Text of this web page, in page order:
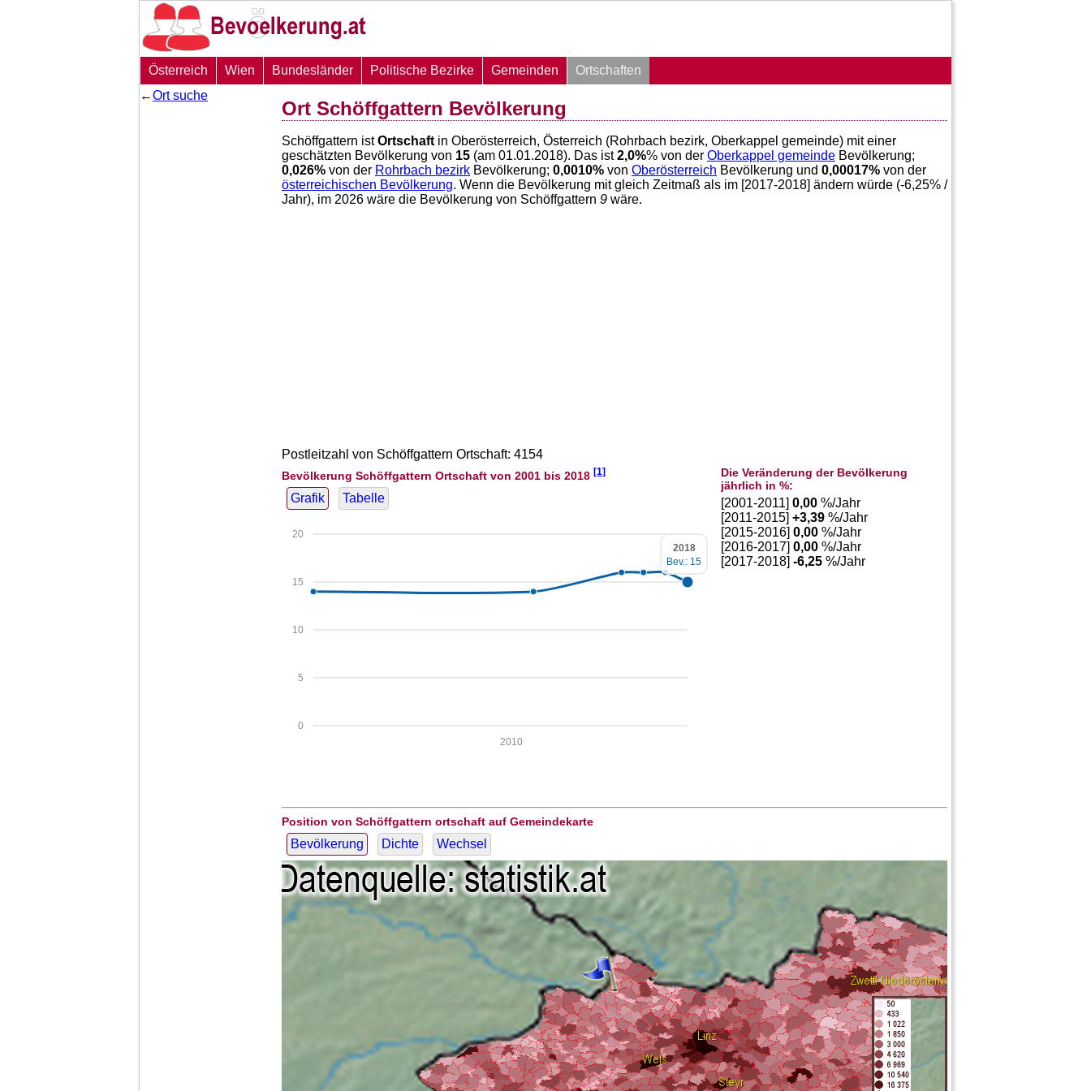
Österreich Wien Bundesländer Politische Bezirke Gemeinden
Ortschaften
←Ort suche
Ort Schöffgattern Bevölkerung
Schöffgattern istOrtschaft in Oberösterreich, Österreich (Rohrbach bezirk, Oberkappel gemeinde) mit einer
geschätzten Bevölkerung von 15 (am 01.01.2018). Das ist2,0%% von der Oberkappel gemeinde Bevölkerung;
0,026% von der Rohrbach bezirk Bevölkerung; 0,0010% von Oberösterreich Bevölkerung und 0,00017% von der
österreichischen Bevölkerung. Wenn die Bevölkerung mit gleich Zeitmaß als im [2017-2018] ändern würde (-6,25% /
Jahr), im 2026 wäre die Bevölkerung von Schöffgattern 9 wäre.
Postleitzahl von Schöffgattern Ortschaft: 4154
Bevölkerung Schöffgattern Ortschaft von 2001 bis 2018 [1]
Grafik Tabelle
0
5
10
15
20
2010
2018
Bev.: 15
Die Veränderung der Bevölkerung
jährlich in %:
[2001-2011]0,00 %/Jahr
[2011-2015]+3,39 %/Jahr
[2015-2016]0,00 %/Jahr
[2016-2017]0,00 %/Jahr
[2017-2018]-6,25 %/Jahr
Position von Schöffgattern ortschaft auf Gemeindekarte
Bevölkerung Dichte Wechsel